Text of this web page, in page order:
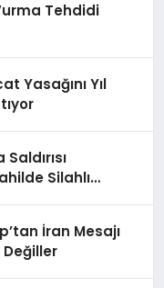
Tehdidi
Yasağını Yıl
Silahlı
İran Mesajı
Değiller